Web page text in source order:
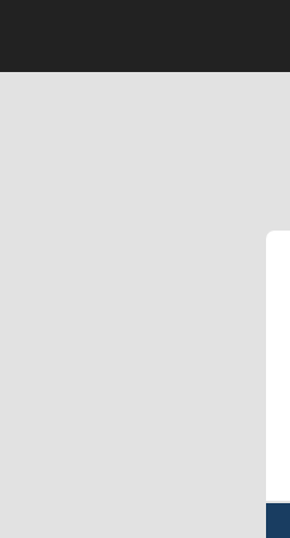
츠